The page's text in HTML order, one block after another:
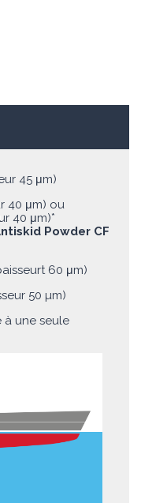
45 μm)
40 μm) ou
40 μm)*
Powder CF
60 μm)
50 µm)
à une seule